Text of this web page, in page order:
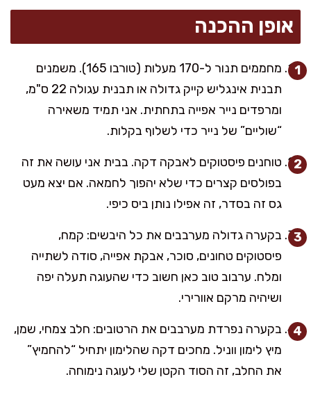
אופן ההכנה
מחממים תנור ל-170 מעלות (טורבו 165). משמנים
תבנית אינגליש קייק גדולה או תבנית עגולה 22 ס"מ,
ומרפדים נייר אפייה בתחתית. אני תמיד משאירה
“שוליים” של נייר כדי לשלוף בקלות.
טוחנים פיסטוקים לאבקה דקה. בבית אני עושה את זה
בפולסים קצרים כדי שלא יהפוך לחמאה. אם יצא מעט
גס זה בסדר, זה אפילו נותן ביס כיפי.
בקערה גדולה מערבבים את כל היבשים: קמח,
פיסטוקים טחונים, סוכר, אבקת אפייה, סודה לשתייה
ומלח. ערבוב טוב כאן חשוב כדי שהעוגה תעלה יפה
ושיהיה מרקם אוורירי.
בקערה נפרדת מערבבים את הרטובים: חלב צמחי, שמן,
מיץ לימון ווניל. מחכים דקה שהלימון יתחיל “להחמיץ”
את החלב, זה הסוד הקטן שלי לעוגה נימוחה.